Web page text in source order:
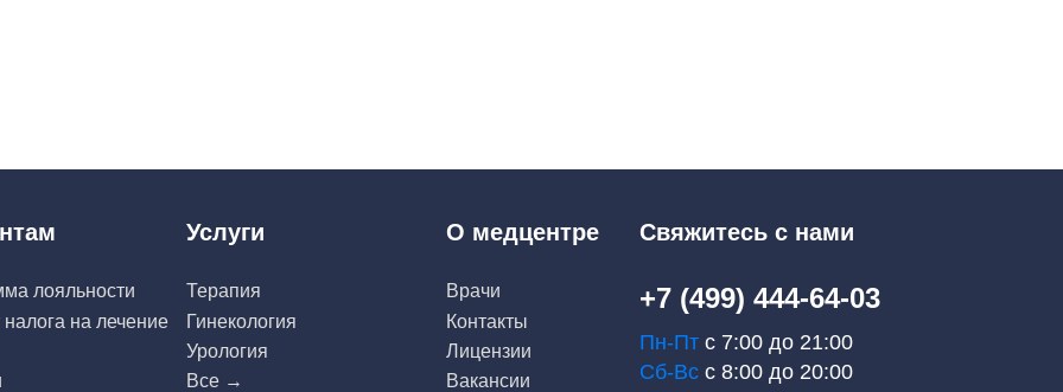
лояльности
налога на лечение
Услуги
Терапия
Гинекология
Урология
Все →
О медцентре
Врачи
Контакты
Лицензии
Вакансии
Свяжитесь с нами
+7 (499) 444-64-03
Пн-Пт с 7:00 до 21:00
Сб-Вс с 8:00 до 20:00